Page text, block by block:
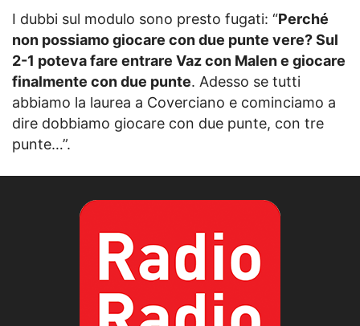
I dubbi sul modulo sono presto fugati: “Perché
non possiamo giocare con due punte vere? Sul
2-1 poteva fare entrare Vaz con Malen e giocare
finalmente con due punte. Adesso se tutti
abbiamo la laurea a Coverciano e cominciamo a
dire dobbiamo giocare con due punte, con tre
punte…”.